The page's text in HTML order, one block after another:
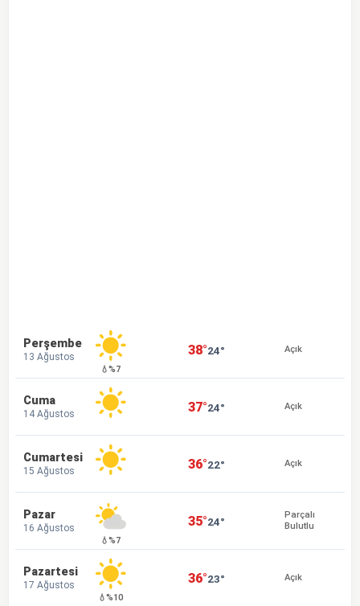
Perşembe
13 Ağustos
💧%7
38°24° Açık
Cuma
14 Ağustos 37°24° Açık
Cumartesi
15 Ağustos 36°22° Açık
Pazar
16 Ağustos
💧%7
35°24°
Parçalı
Bulutlu
Pazartesi
17 Ağustos
💧%10
36°23° Açık